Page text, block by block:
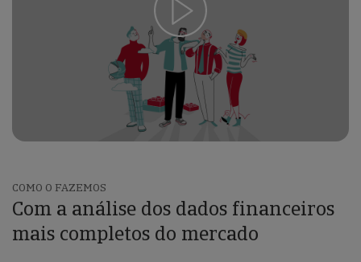
Ver video
COMO O FAZEMOS
Com a análise dos dados financeiros
mais completos do mercado